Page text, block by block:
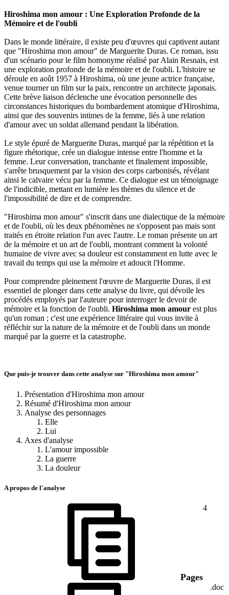
Hiroshima mon amour : Une Exploration Profonde de la
Mémoire et de l'oubli
Dans le monde littéraire, il existe peu d'œuvres qui captivent autant
que "Hiroshima mon amour" de Marguerite Duras. Ce roman, issu
d'un scénario pour le film homonyme réalisé par Alain Resnais, est
une exploration profonde de la mémoire et de l'oubli. L'histoire se
déroule en août 1957 à Hiroshima, où une jeune actrice française,
venue tourner un film sur la paix, rencontre un architecte japonais.
Cette brève liaison déclenche une évocation personnelle des
circonstances historiques du bombardement atomique d'Hiroshima,
ainsi que des souvenirs intimes de la femme, liés à une relation
d'amour avec un soldat allemand pendant la libération.
Le style épuré de Marguerite Duras, marqué par la répétition et la
figure rhétorique, crée un dialogue intense entre l'homme et la
femme. Leur conversation, tranchante et finalement impossible,
s'arrête brusquement par la vision des corps carbonisés, révélant
ainsi le calvaire vécu par la femme. Ce dialogue est un témoignage
de l'indicible, mettant en lumière les thèmes du silence et de
l'impossibilité de dire et de comprendre.
"Hiroshima mon amour" s'inscrit dans une dialectique de la mémoire
et de l'oubli, où les deux phénomènes ne s'opposent pas mais sont
traités en étroite relation l'un avec l'autre. Le roman présente un art
de la mémoire et un art de l'oubli, montrant comment la volonté
humaine de vivre avec sa douleur est constamment en lutte avec le
travail du temps qui use la mémoire et adoucit l'Homme.
Pour comprendre pleinement l'œuvre de Marguerite Duras, il est
essentiel de plonger dans cette analyse du livre, qui dévoile les
procédés employés par l'auteure pour interroger le devoir de
mémoire et la fonction de l'oubli. Hiroshima mon amour est plus
qu'un roman ; c'est une expérience littéraire qui vous invite à
réfléchir sur la nature de la mémoire et de l'oubli dans un monde
marqué par la guerre et la catastrophe.
Que puis-je trouver dans cette analyse sur "Hiroshima mon amour"
Présentation d'Hiroshima mon amour
Résumé d'Hiroshima mon amour
Analyse des personnages
Elle
Lui
Axes d'analyse
L'amour impossible
La guerre
La douleur
A propos de l'analyse
Pages
4
.doc